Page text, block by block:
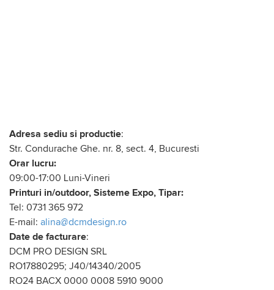
Adresa sediu si productie:
Str. Condurache Ghe. nr. 8, sect. 4, Bucuresti
Orar lucru:
09:00-17:00 Luni-Vineri
Printuri in/outdoor, Sisteme Expo, Tipar:
Tel: 0731 365 972
E-mail: alina@dcmdesign.ro
Date de facturare:
DCM PRO DESIGN SRL
RO17880295; J40/14340/2005
RO24 BACX 0000 0008 5910 9000